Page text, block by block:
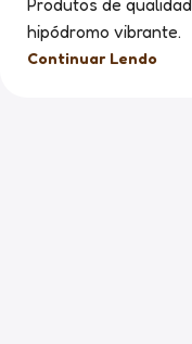
hipódromo vibrante.
Continuar Lendo